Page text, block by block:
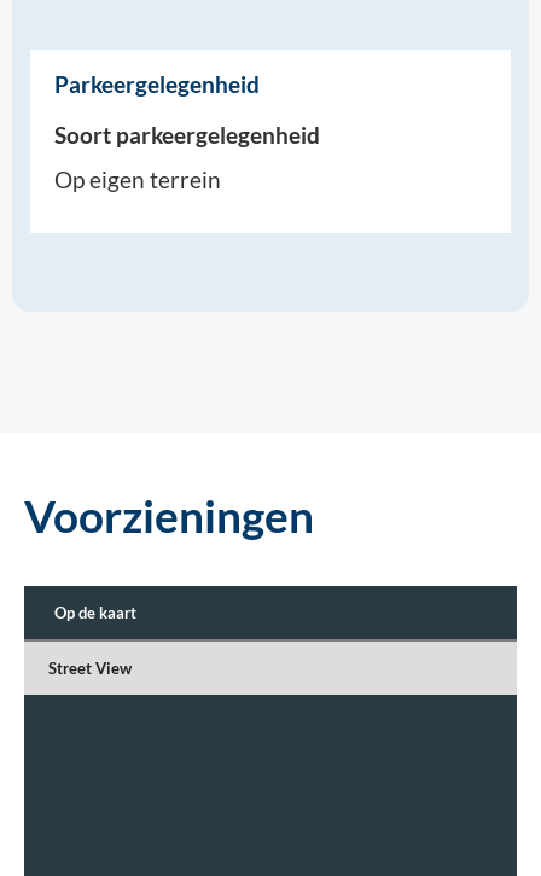
Parkeergelegenheid
Soort parkeergelegenheid
Op eigen terrein
Voorzieningen
Op de kaart
Street View